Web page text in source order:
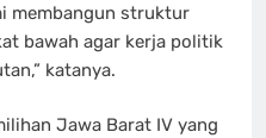
membangun struktur
bawah agar kerja politik
katanya.
Jawa Barat IV yang